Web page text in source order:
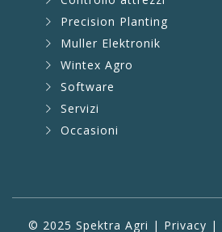
Precision Planting
Muller Elektronik
Wintex Agro
Software
Servizi
Occasioni
© 2025 Spektra Agri | Privacy |